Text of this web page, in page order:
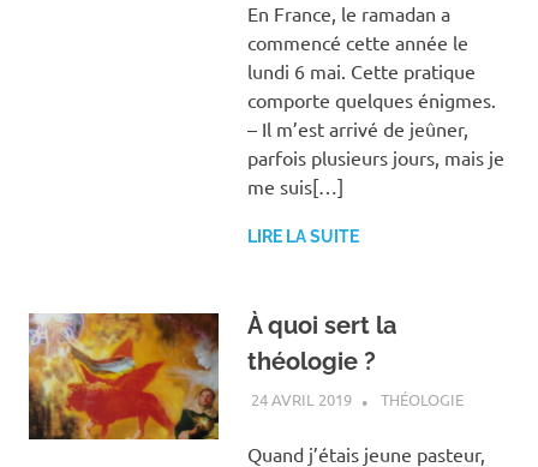
En France, le ramadan a
commencé cette année le
lundi 6 mai. Cette pratique
comporte quelques énigmes.
– Il m’est arrivé de jeûner,
parfois plusieurs jours, mais je
me suis[…]
LIRE LA SUITE
À quoi sert la
théologie ?
24 AVRIL 2019 ANTOINE NOUIS
THÉOLOGIE
Quand j’étais jeune pasteur,